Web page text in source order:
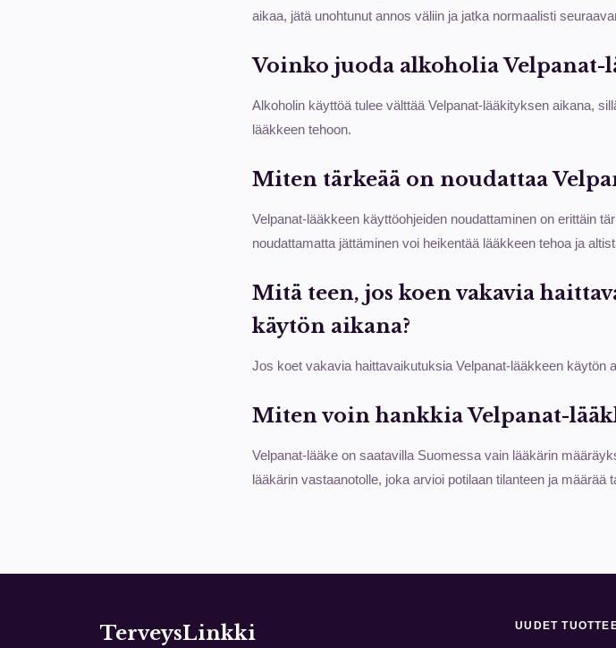
aikaa, jätä unohtunut annos väliin ja jatka normaalisti
Voinko juoda alkoholia Velpanat-
Alkoholin käyttöä tulee välttää Velpanat-lääkityksen aikana,
lääkkeen tehoon.
Miten tärkeää on noudattaa
Velpanat-lääkkeen käyttöohjeiden noudattaminen on erittäin
noudattamatta jättäminen voi heikentää lääkkeen tehoa ja
Mitä teen, jos koen vakavia
käytön aikana?
Jos koet vakavia haittavaikutuksia Velpanat-lääkkeen käytön
Miten voin hankkia Velpanat-
Velpanat-lääke on saatavilla Suomessa vain lääkärin
lääkärin vastaanotolle, joka arvioi potilaan tilanteen ja määrää
TerveysLinkki UUDET